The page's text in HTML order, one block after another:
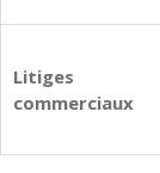
Litiges
commerciaux